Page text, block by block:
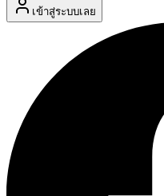
เข้าสู่ระบบเลย